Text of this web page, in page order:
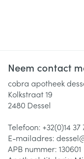
Neem contact
cobra apotheek
Kolkstraat 19
2480 Dessel
Telefoon: +32(0)14
E-mailadres:
APB nummer: 130601